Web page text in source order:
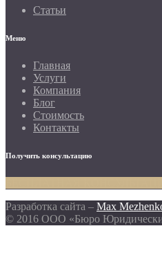
Статьи
Меню
Главная
Услуги
Компания
Блог
Стоимость
Контакты
Получить консультацию
Разработка сайта – Max
© 2016 ООО «Бюро